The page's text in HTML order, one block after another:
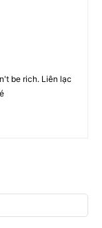
be rich. Liên lạc